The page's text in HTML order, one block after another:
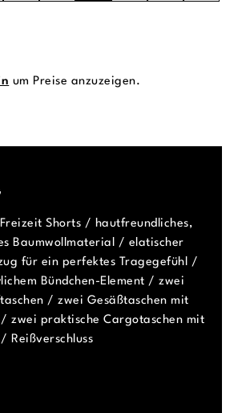
um Preise anzuzeigen.
Shorts / hautfreundliches,
Baumwollmaterial / elatischer
für ein perfektes Tragegefühl /
Bündchen-Element / zwei
/ zwei Gesäßtaschen mit
/ zwei praktische Cargotaschen mit
Reißverschluss